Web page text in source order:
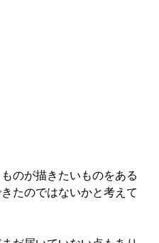
のが描きたいものをある
たのではないかと考えて